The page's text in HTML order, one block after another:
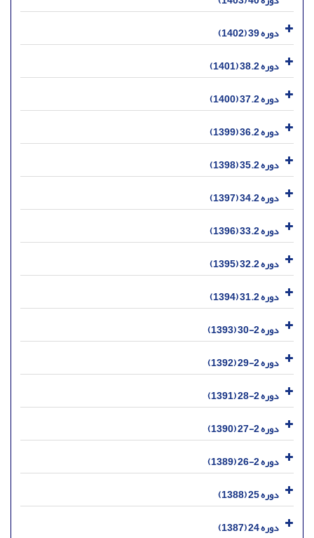
دوره 39 (1402)
دوره 38.2 (1401)
دوره 37.2 (1400)
دوره 36.2 (1399)
دوره 35.2 (1398)
دوره 34.2 (1397)
دوره 33.2 (1396)
دوره 32.2 (1395)
دوره 31.2 (1394)
دوره 2-30 (1393)
دوره 2-29 (1392)
دوره 2-28 (1391)
دوره 2-27 (1390)
دوره 2-26 (1389)
دوره 25 (1388)
دوره 24 (1387)